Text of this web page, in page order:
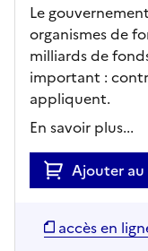
Le
organismes de
milliards de
important :
appliquent.
En savoir plus...
Ajouter
accès en